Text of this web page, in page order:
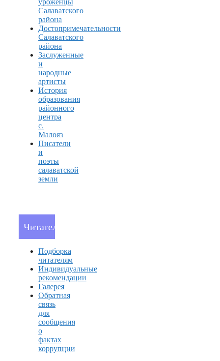
уроженцы
Салаватского
района
Достопримечательности
Салаватского
района
Заслуженные
и
народные
артисты
История
образования
районного
центра
с.
Малояз
Писатели
и
поэты
салаватской
земли
Читателям
Подборка
читателям
Индивидуальные
рекомендации
Галерея
Обратная
связь
для
сообщения
о
фактах
коррупции